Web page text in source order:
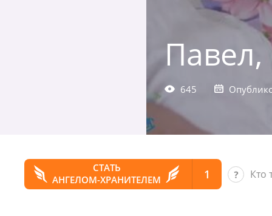
645
СТАТЬ
АНГЕЛОМ-ХРАНИТЕЛЕМ
1 Кто